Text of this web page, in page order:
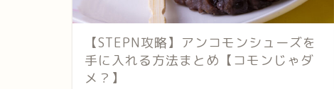
【STEPN攻略】アンコモンシューズを
手に入れる方法まとめ【コモンじゃダ
メ？】